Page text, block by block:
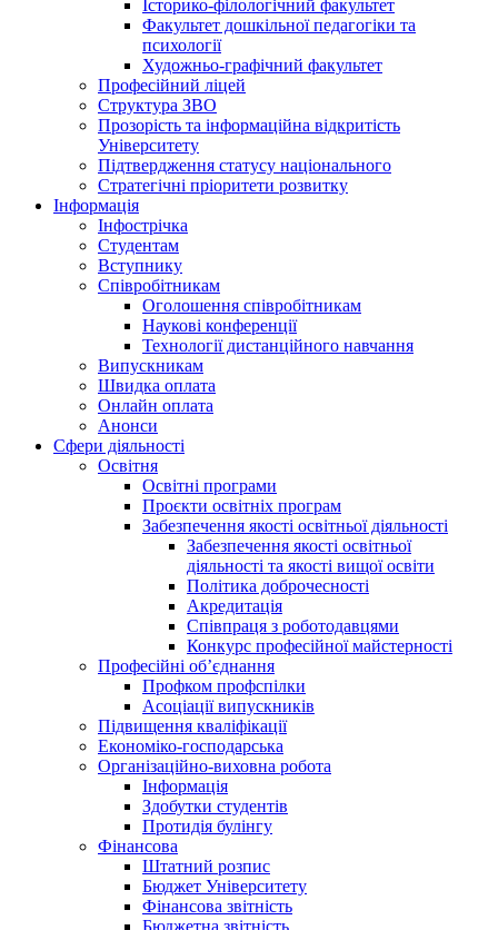
Історико-філологічний факультет
Факультет дошкільної педагогіки та
психології
Художньо-графічний факультет
Професійний ліцей
Структура ЗВО
Прозорість та інформаційна відкритість
Університету
Підтвердження статусу національного
Стратегічні пріоритети розвитку
Інформація
Інфострічка
Студентам
Вступнику
Співробітникам
Оголошення співробітникам
Наукові конференції
Технології дистанційного навчання
Випускникам
Швидка оплата
Онлайн оплата
Анонси
Сфери діяльності
Освітня
Освітні програми
Проєкти освітніх програм
Забезпечення якості освітньої діяльності
Забезпечення якості освітньої
діяльності та якості вищої освіти
Політика доброчесності
Акредитація
Співпраця з роботодавцями
Конкурс професійної майстерності
Професійні об’єднання
Профком профспілки
Асоціації випускників
Підвищення кваліфікації
Економіко-господарська
Організаційно-виховна робота
Інформація
Здобутки студентів
Протидія булінгу
Фінансова
Штатний розпис
Бюджет Університету
Фінансова звітність
Бюджетна звітність